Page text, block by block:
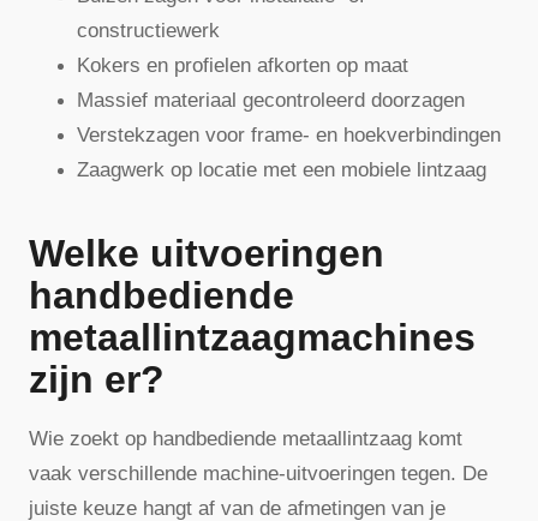
constructiewerk
Kokers en profielen afkorten op maat
Massief materiaal gecontroleerd doorzagen
Verstekzagen voor frame- en hoekverbindingen
Zaagwerk op locatie met een mobiele lintzaag
Welke uitvoeringen
handbediende
metaallintzaagmachines
zijn er?
Wie zoekt op handbediende metaallintzaag komt
vaak verschillende machine-uitvoeringen tegen. De
juiste keuze hangt af van de afmetingen van je